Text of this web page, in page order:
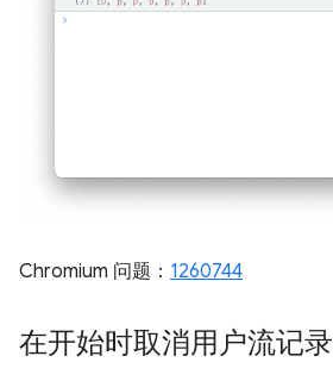
Chromium 问题： 1260744
在开始时取消用户流记录